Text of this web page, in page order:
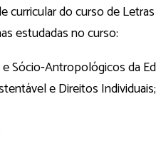
curricular do curso de
estudadas no curso:
Sócio-Antropológicos da
e Direitos Individuais;